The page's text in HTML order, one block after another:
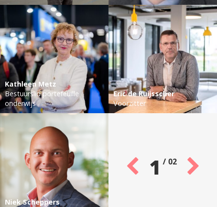
Kathleen Metz
Bestuurslid portefeuille
onderwijs
Eric de Ruijsscher
Voorzitter
Niek Scheppers
1 / 02